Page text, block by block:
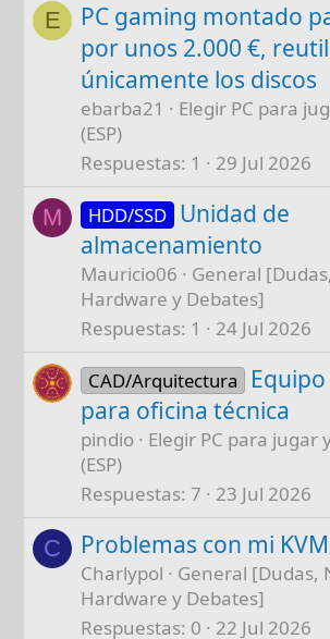
E
PC gaming montado
por unos 2.000 €,
únicamente los discos
ebarba21
Elegir PC para
(ESP)
Respuestas 1 29 Jul 2026
M HDD/SSD Unidad de
almacenamiento
Mauricio06
General
Hardware y Debates]
Respuestas 1 24 Jul 2026
CAD/Arquitectura
para oficina técnica
pindio
Elegir PC para jugar
(ESP)
Respuestas 7 23 Jul 2026
C Problemas con mi KVM
Charlypol
General [Dudas,
Hardware y Debates]
Respuestas 0 22 Jul 2026